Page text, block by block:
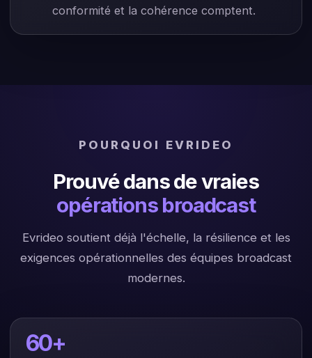
conformité et la cohérence comptent.
POURQUOI EVRIDEO
Prouvé dans de vraies
opérations broadcast
Evrideo soutient déjà l'échelle, la résilience et les
exigences opérationnelles des équipes broadcast
modernes.
60+